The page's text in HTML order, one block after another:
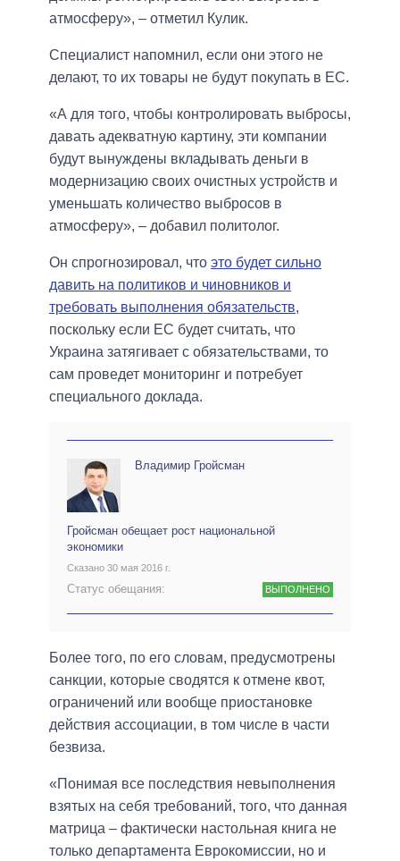
атмосферу», – отметил Кулик.
Специалист напомнил, если они этого не
делают, то их товары не будут покупать в ЕС.
«А для того, чтобы контролировать выбросы,
давать адекватную картину, эти компании
будут вынуждены вкладывать деньги в
модернизацию своих очистных устройств и
уменьшать количество выбросов в
атмосферу», – добавил политолог.
Он спрогнозировал, что это будет сильно
давить на политиков и чиновников и
требовать выполнения обязательств,
поскольку если ЕС будет считать, что
Украина затягивает с обязательствами, то
сам проведет мониторинг и потребует
специального доклада.
Владимир Гройсман
Гройсман обещает рост национальной
экономики
Сказано 30 мая 2016 г.
Статус обещания: ВЫПОЛНЕНО
Более того, по его словам, предусмотрены
санкции, которые сводятся к отмене квот,
ограничений или вообще приостановке
действия ассоциации, в том числе в части
безвиза.
«Понимая все последствия невыполнения
взятых на себя требований, того, что данная
матрица – фактически настольная книга не
только департамента Еврокомиссии, но и